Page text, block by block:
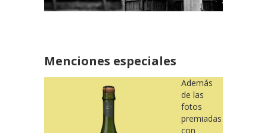
Menciones especiales
Además
de las
fotos
premiadas
con